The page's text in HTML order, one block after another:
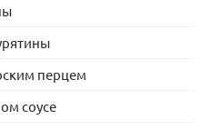
перцем
соусе